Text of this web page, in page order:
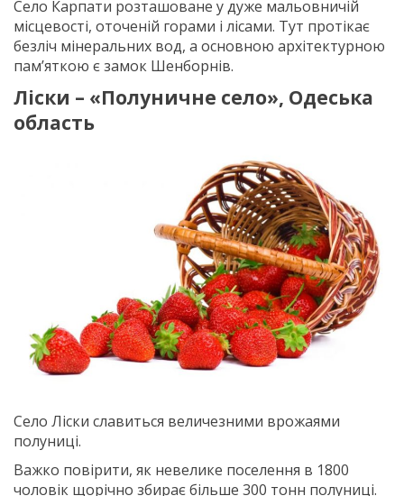
Село Карпати розташоване у дуже мальовничій
місцевості, оточеній горами і лісами. Тут протікає
безліч мінеральних вод, а основною архітектурною
пам’яткою є замок Шенборнів.
Ліски – «Полуничне село», Одеська
область
Село Ліски славиться величезними врожаями
полуниці.
Важко повірити, як невелике поселення в 1800
чоловік щорічно збирає більше 300 тонн полуниці.